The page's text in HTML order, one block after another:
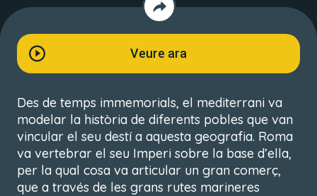
Veure ara
Des de temps immemorials, el mediterrani va
modelar la història de diferents pobles que van
vincular el seu destí a aquesta geografia. Roma
va vertebrar el seu Imperi sobre la base d’ella,
per la qual cosa va articular un gran comerç,
que a través de les grans rutes marineres